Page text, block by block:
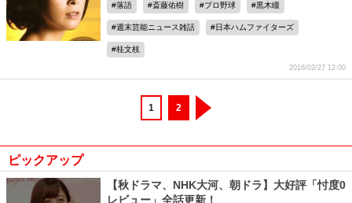
落語 斎藤佑樹 プロ野球 黒木瞳
週末芸能ニュース雑話 日本ハムファイターズ
桂文枝
2016/02/27 12:00
1 2
ピックアップ
【秋ドラマ、NHK大河、朝ドラ】大好評「忖度0
レビュー」全話更新！